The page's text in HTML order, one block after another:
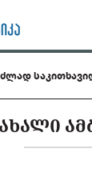
საკითხავი
ᲐᲮᲐᲚᲘ